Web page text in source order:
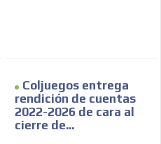
Coljuegos entrega
rendición de cuentas
2022-2026 de cara al
cierre de...